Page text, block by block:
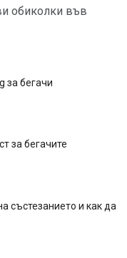
обиколки във
за бегачи
за бегачите
състезанието и как да